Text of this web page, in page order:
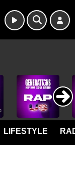
LIFESTYLE